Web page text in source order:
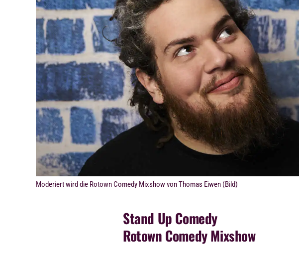
Moderiert wird die Rotown Comedy Mixshow von Thomas Eiwen (Bild)
Stand Up Comedy
Rotown Comedy Mixshow